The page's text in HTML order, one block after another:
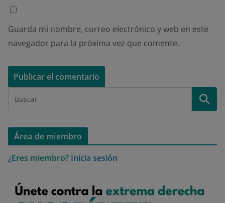
Guarda mi nombre, correo electrónico y web en este
navegador para la próxima vez que comente.
Área de miembro
¿Eres miembro? Inicia sesión